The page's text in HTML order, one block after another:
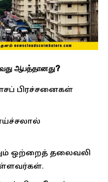
ஆபத்தானது?
பிரச்சனைகள்
ஒற்றைத் தலைவலி